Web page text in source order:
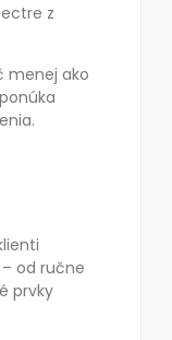
menej ako
od ručne
prvky